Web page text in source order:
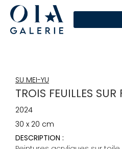
SU MEI-YU
TROIS FEUILLES
2024
30 x 20 cm
DESCRIPTION :